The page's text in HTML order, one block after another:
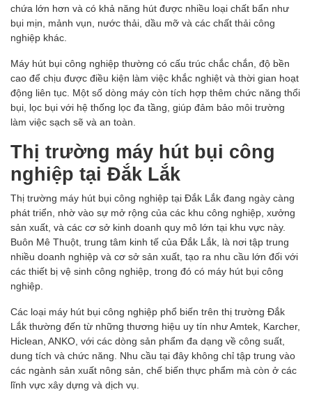
chứa lớn hơn và có khả năng hút được nhiều loại chất bẩn như
bụi mịn, mảnh vụn, nước thải, dầu mỡ và các chất thải công
nghiệp khác.
Máy hút bụi công nghiệp thường có cấu trúc chắc chắn, độ bền
cao để chịu được điều kiện làm việc khắc nghiệt và thời gian hoạt
động liên tục. Một số dòng máy còn tích hợp thêm chức năng thổi
bụi, lọc bụi với hệ thống lọc đa tầng, giúp đảm bảo môi trường
làm việc sạch sẽ và an toàn.
Thị trường máy hút bụi công
nghiệp tại Đắk Lắk
Thị trường máy hút bụi công nghiệp tại Đắk Lắk đang ngày càng
phát triển, nhờ vào sự mở rộng của các khu công nghiệp, xưởng
sản xuất, và các cơ sở kinh doanh quy mô lớn tại khu vực này.
Buôn Mê Thuột, trung tâm kinh tế của Đắk Lắk, là nơi tập trung
nhiều doanh nghiệp và cơ sở sản xuất, tạo ra nhu cầu lớn đối với
các thiết bị vệ sinh công nghiệp, trong đó có máy hút bụi công
nghiệp.
Các loại máy hút bụi công nghiệp phổ biến trên thị trường Đắk
Lắk thường đến từ những thương hiệu uy tín như Amtek, Karcher,
Hiclean, ANKO, với các dòng sản phẩm đa dạng về công suất,
dung tích và chức năng. Nhu cầu tại đây không chỉ tập trung vào
các ngành sản xuất nông sản, chế biến thực phẩm mà còn ở các
lĩnh vực xây dựng và dịch vụ.